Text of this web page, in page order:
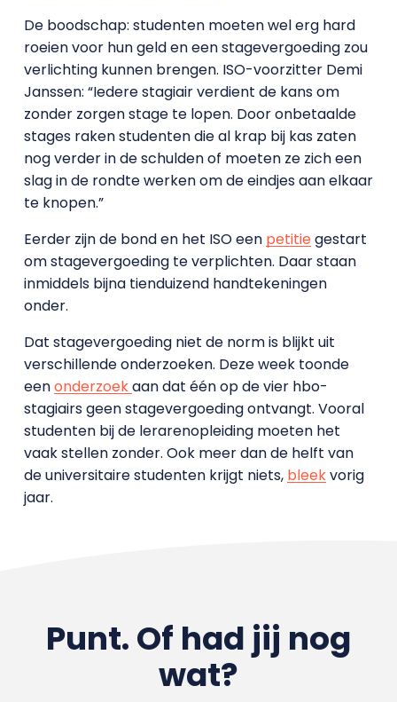
De boodschap: studenten moeten wel erg hard
roeien voor hun geld en een stagevergoeding zou
verlichting kunnen brengen. ISO-voorzitter Demi
Janssen: “Iedere stagiair verdient de kans om
zonder zorgen stage te lopen. Door onbetaalde
stages raken studenten die al krap bij kas zaten
nog verder in de schulden of moeten ze zich een
slag in de rondte werken om de eindjes aan elkaar
te knopen.”
Eerder zijn de bond en het ISO een petitiegestart
om stagevergoeding te verplichten. Daar staan
inmiddels bijna tienduizend handtekeningen
onder.
Dat stagevergoeding niet de norm is blijkt uit
verschillende onderzoeken. Deze week toonde
eenonderzoekaan dat één op de vier hbo-
stagiairs geen stagevergoeding ontvangt. Vooral
studenten bij de lerarenopleiding moeten het
vaak stellen zonder. Ook meer dan de helft van
de universitaire studenten krijgt niets, bleekvorig
jaar.
Punt. Of had jij nog
wat?